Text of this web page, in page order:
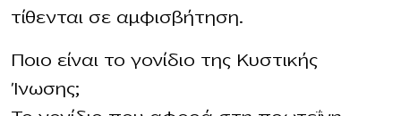
τίθενται σε αμφισβήτηση.
Ποιο είναι το γονίδιο της Κυστικής
Ίνωσης;